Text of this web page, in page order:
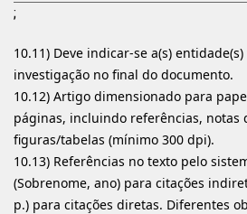
;
10.11) Deve indicar-se a(s)
investigação no final do documento.
10.12) Artigo dimensionado para
páginas, incluindo referências, notas
figuras/tabelas (mínimo 300 dpi).
10.13) Referências no texto pelo
(Sobrenome, ano) para citações
p.) para citações diretas. Diferentes